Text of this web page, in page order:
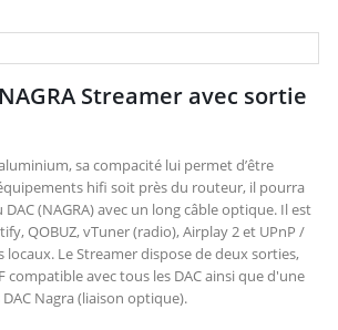
Streamer avec sortie
sa compacité lui permet d’être
hifi soit près du routeur, il pourra
(NAGRA) avec un long câble optique. Il est
QOBUZ, vTuner (radio), Airplay 2 et UPnP /
locaux. Le Streamer dispose de deux sorties,
compatible avec tous les DAC ainsi que d'une
Nagra (liaison optique).